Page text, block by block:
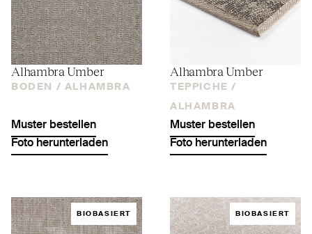
Alhambra Umber
BODEN / ALHAMBRA
Muster bestellen
Foto herunterladen
Alhambra Umber
TEPPICHE /
ALHAMBRA
Muster bestellen
Foto herunterladen
BIOBASIERT BIOBASIERT